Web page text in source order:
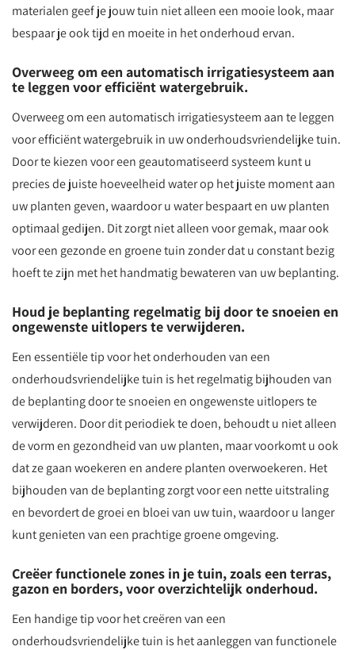
materialen geef je jouw tuin niet alleen een mooie look, maar
bespaar je ook tijd en moeite in het onderhoud ervan.
Overweeg om een automatisch irrigatiesysteem aan
te leggen voor efficiënt watergebruik.
Overweeg om een automatisch irrigatiesysteem aan te leggen
voor efficiënt watergebruik in uw onderhoudsvriendelijke tuin.
Door te kiezen voor een geautomatiseerd systeem kunt u
precies de juiste hoeveelheid water op het juiste moment aan
uw planten geven, waardoor u water bespaart en uw planten
optimaal gedijen. Dit zorgt niet alleen voor gemak, maar ook
voor een gezonde en groene tuin zonder dat u constant bezig
hoeft te zijn met het handmatig bewateren van uw beplanting.
Houd je beplanting regelmatig bij door te snoeien en
ongewenste uitlopers te verwijderen.
Een essentiële tip voor het onderhouden van een
onderhoudsvriendelijke tuin is het regelmatig bijhouden van
de beplanting door te snoeien en ongewenste uitlopers te
verwijderen. Door dit periodiek te doen, behoudt u niet alleen
de vorm en gezondheid van uw planten, maar voorkomt u ook
dat ze gaan woekeren en andere planten overwoekeren. Het
bijhouden van de beplanting zorgt voor een nette uitstraling
en bevordert de groei en bloei van uw tuin, waardoor u langer
kunt genieten van een prachtige groene omgeving.
Creëer functionele zones in je tuin, zoals een terras,
gazon en borders, voor overzichtelijk onderhoud.
Een handige tip voor het creëren van een
onderhoudsvriendelijke tuin is het aanleggen van functionele